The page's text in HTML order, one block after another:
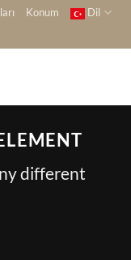
Konum
Dil
different